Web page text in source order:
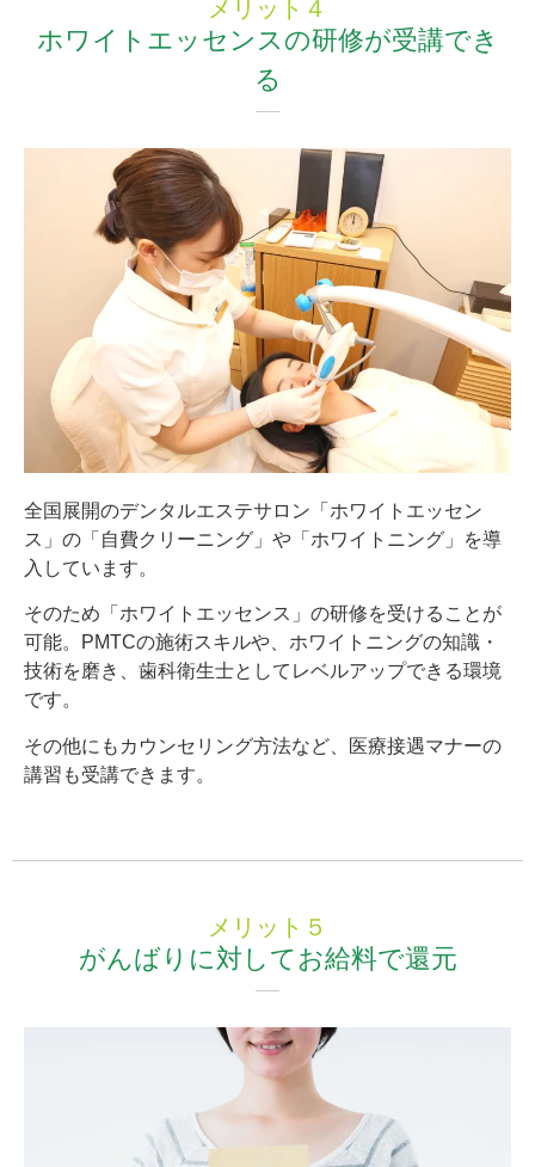
メリット４
ホワイトエッセンスの研修が受講でき
る
全国展開のデンタルエステサロン「ホワイトエッセン
ス」の「自費クリーニング」や「ホワイトニング」を導
入しています。
そのため「ホワイトエッセンス」の研修を受けることが
可能。PMTCの施術スキルや、ホワイトニングの知識・
技術を磨き、歯科衛生士としてレベルアップできる環境
です。
その他にもカウンセリング方法など、医療接遇マナーの
講習も受講できます。
メリット５
がんばりに対してお給料で還元